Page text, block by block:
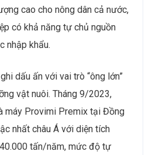
cao cho nông dân cả nước,
có khả năng tự chủ nguồn
nhập khẩu.
dấu ấn với vai trò “ông lớn”
vật nuôi. Tháng 9/2023,
máy Provimi Premix tại Đồng
nhất châu Á với diện tích
tấn/năm, mức độ tự